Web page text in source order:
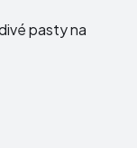
pasty na